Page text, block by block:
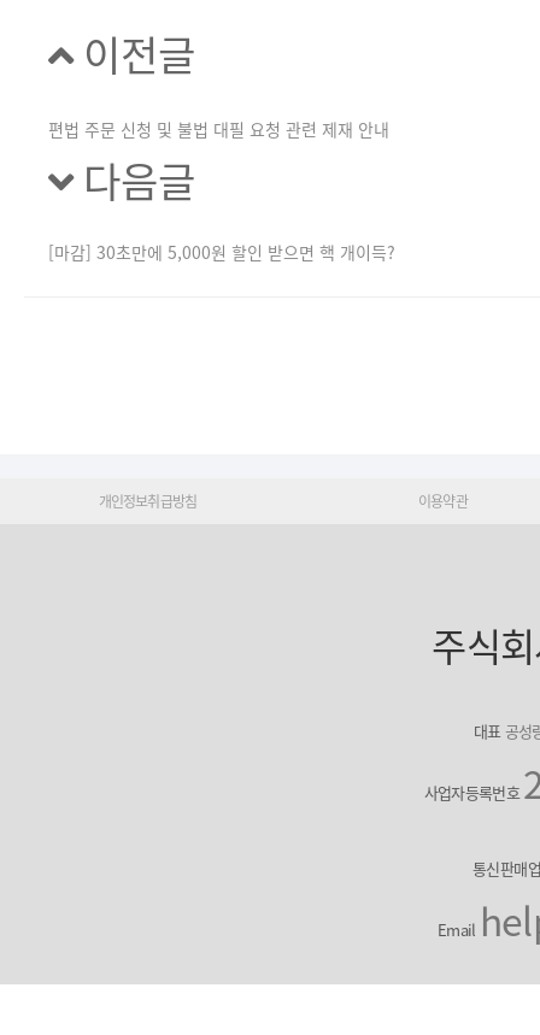
이전글
편법 주문 신청 및 불법 대필 요청 관련 제재 안내
다음글
[마감] 30초만에 5,000원 할인 받으면 핵 개이득?
개인정보취급방침 이용약관
주식
대표공성
사업자등록번호
통신판매업
Email